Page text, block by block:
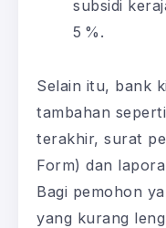
subsidi
5 %.
Selain itu, bank
tambahan
terakhir, surat
Form) dan
Bagi pemohon
yang kurang